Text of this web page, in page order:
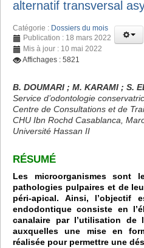
alternatif transversal
Catégorie : Dossiers du mois
Publication : 18 mars 2022
Mis à jour : 10 mai 2022
Affichages : 5821
B. DOUMARI ; M. KARAMI ; S.
Service d’odontologie
Centre de Consultations et de
CHU Ibn Rochd Casablanca,
Université Hassan II
RÉSUMÉ
Les microorganismes sont
pathologies pulpaires et de
péri-apical. Ainsi, l’objectif
endodontique consiste en
canalaire par l’utilisation de
auxquelles une mise en
réalisée pour permettre une